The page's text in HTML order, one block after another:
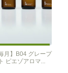
月】B04 グレープ
ピエゾアロマ...